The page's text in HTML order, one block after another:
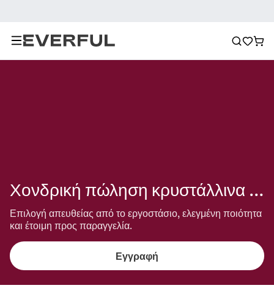
Χονδρική πώληση κρυστάλλινα κοσμήματα
Επιλογή απευθείας από το εργοστάσιο, ελεγμένη ποιότητα
και έτοιμη προς παραγγελία.
Εγγραφή